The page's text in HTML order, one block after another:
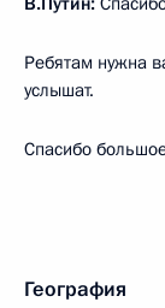
Ребятам нужна
услышат.
Спасибо
География